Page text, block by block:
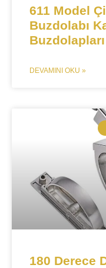
​​611 Model
Buzdolabı
DEVAMINI OKU »
180 Derece